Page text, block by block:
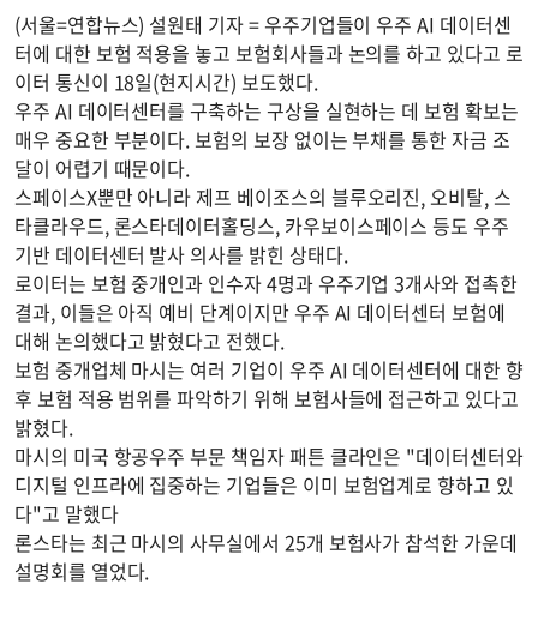
(서울=연합뉴스) 설원태 기자 = 우주기업들이 우주 AI 데이터센
터에 대한 보험 적용을 놓고 보험회사들과 논의를 하고 있다고 로
이터 통신이 18일(현지시간) 보도했다.
우주 AI 데이터센터를 구축하는 구상을 실현하는 데 보험 확보는
매우 중요한 부분이다. 보험의 보장 없이는 부채를 통한 자금 조
달이 어렵기 때문이다.
스페이스X뿐만 아니라 제프 베이조스의 블루오리진, 오비탈, 스
타클라우드, 론스타데이터홀딩스, 카우보이스페이스 등도 우주
기반 데이터센터 발사 의사를 밝힌 상태다.
로이터는 보험 중개인과 인수자 4명과 우주기업 3개사와 접촉한
결과, 이들은 아직 예비 단계이지만 우주 AI 데이터센터 보험에
대해 논의했다고 밝혔다고 전했다.
보험 중개업체 마시는 여러 기업이 우주 AI 데이터센터에 대한 향
후 보험 적용 범위를 파악하기 위해 보험사들에 접근하고 있다고
밝혔다.
마시의 미국 항공우주 부문 책임자 패튼 클라인은 "데이터센터와
디지털 인프라에 집중하는 기업들은 이미 보험업계로 향하고 있
다"고 말했다
론스타는 최근 마시의 사무실에서 25개 보험사가 참석한 가운데
설명회를 열었다.